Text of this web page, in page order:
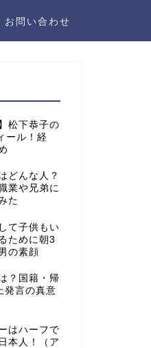
お問い合わせ
松下恭子の
ール！経
どんな人？
業や兄弟に
た
て子供もい
ために朝3
の素顔
？国籍・帰
発言の真意
はハーフで
本人！（ア